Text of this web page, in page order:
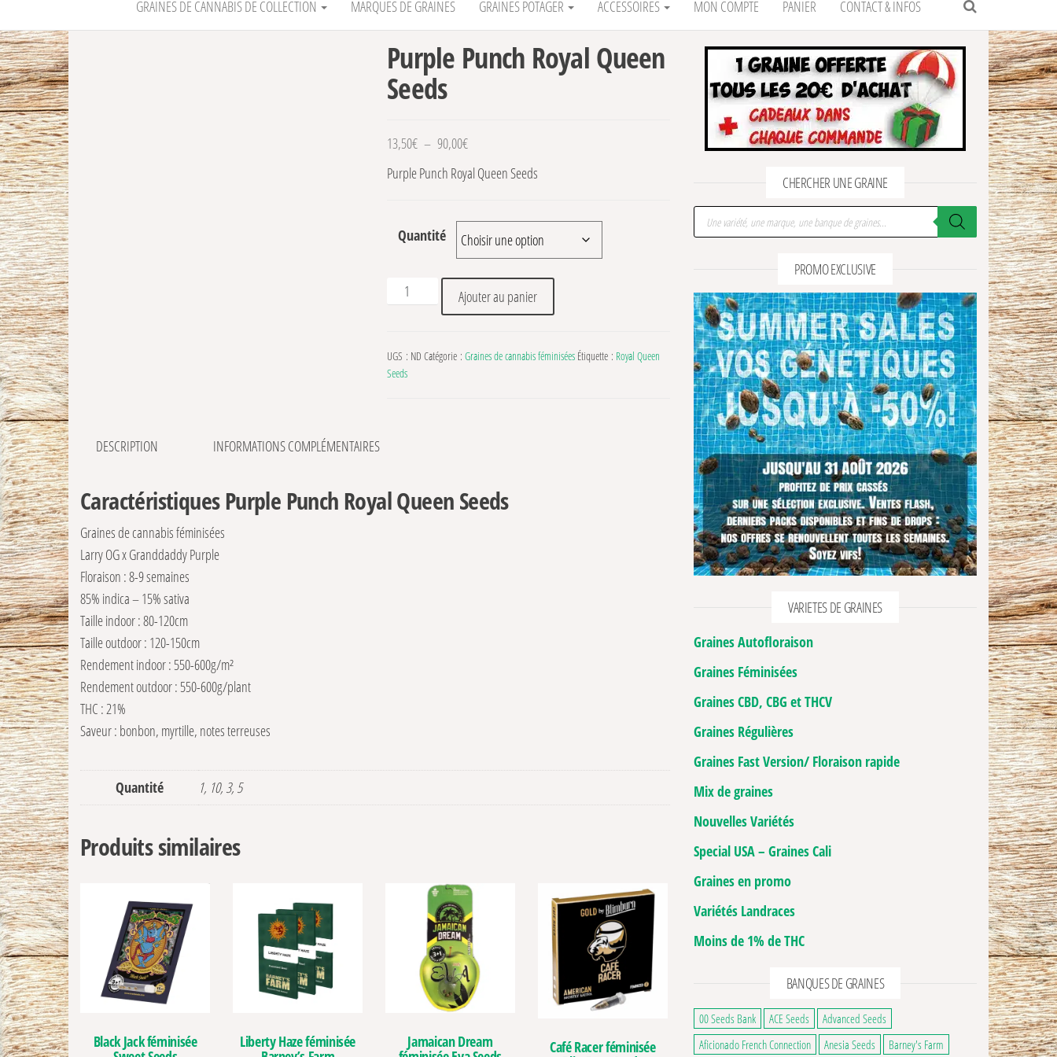
GRAINES DE CANNABIS DE COLLECTION MARQUES DE GRAINES GRAINES POTAGER ACCESSOIRES MON COMPTE PANIER CONTACT & INFOS
Purple Punch Royal Queen
Seeds
13,50€ – 90,00€Plage de prix : 13,50€ à 90,00€
Purple Punch Royal Queen Seeds
Quantité
quantité de Purple Punch Royal Queen Seeds
Ajouter au panier
UGS : ND Catégorie : Graines de cannabis féminisées Étiquette : Royal Queen
Seeds
DESCRIPTION INFORMATIONS COMPLÉMENTAIRES
Caractéristiques Purple Punch Royal Queen Seeds
Graines de cannabis féminisées
Larry OG x Granddaddy Purple
Floraison : 8-9 semaines
85% indica – 15% sativa
Taille indoor : 80-120cm
Taille outdoor : 120-150cm
Rendement indoor : 550-600g/m²
Rendement outdoor : 550-600g/plant
THC : 21%
Saveur : bonbon, myrtille, notes terreuses
Quantité 1, 10, 3, 5
Produits similaires
Black Jack féminisée Liberty Haze féminisée Jamaican Dream Café Racer féminisée
CHERCHER UNE GRAINE
Recherche de produits
PROMO EXCLUSIVE
VARIETES DE GRAINES
Graines Autofloraison
Graines Féminisées
Graines CBD, CBG et THCV
Graines Régulières
Graines Fast Version/ Floraison rapide
Mix de graines
Nouvelles Variétés
Special USA – Graines Cali
Graines en promo
Variétés Landraces
Moins de 1% de THC
BANQUES DE GRAINES
00 Seeds Bank ACE Seeds
Advanced Seeds
Aficionado French Connection
Anesia Seeds
Barney's Farm